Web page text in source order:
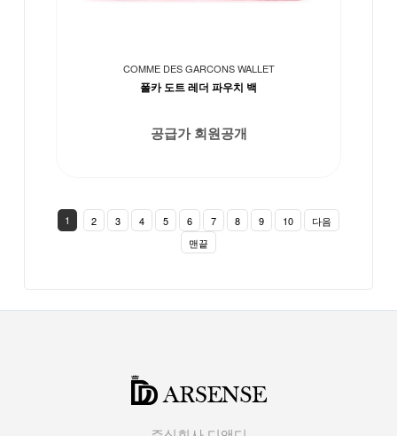
COMME DES GARCONS WALLET
폴카 도트 레더 파우치 백
공급가 회원공개
1 2 3 4 5 6 7 8 9 10
다음
맨끝